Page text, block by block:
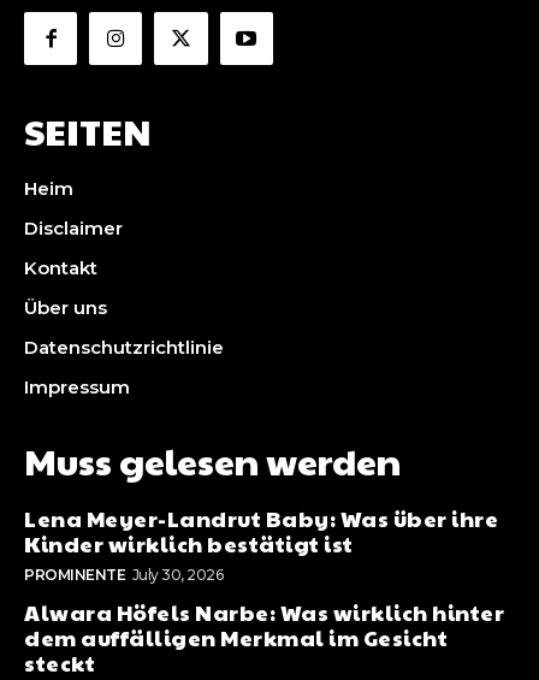
SEITEN
Heim
Disclaimer
Kontakt
Über uns
Datenschutzrichtlinie
Impressum
Muss gelesen werden
Lena Meyer-Landrut Baby: Was über ihre
Kinder wirklich bestätigt ist
PROMINENTE July 30, 2026
Alwara Höfels Narbe: Was wirklich hinter
dem auffälligen Merkmal im Gesicht
steckt